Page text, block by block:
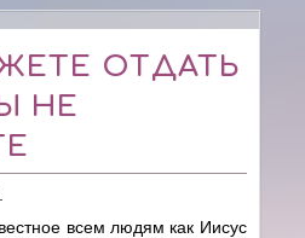
ОТДАТЬ
НЕ
всем людям как Иисус